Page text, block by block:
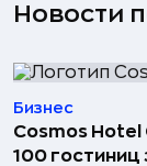
Новости
Бизнес
Cosmos Hotel
100